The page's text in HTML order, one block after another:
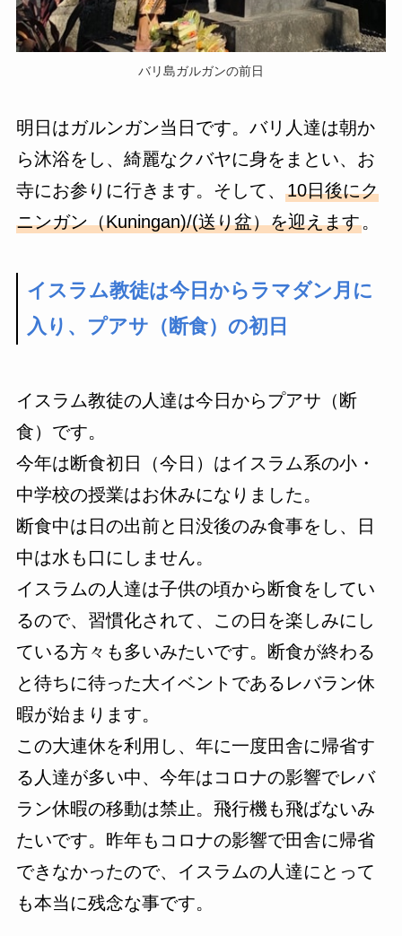
バリ島ガルガンの前日
明日はガルンガン当日です。バリ人達は朝か
ら沐浴をし、綺麗なクバヤに身をまとい、お
寺にお参りに行きます。そして、 10日後にク
ニンガン（Kuningan)/(送り盆）を迎えます。
イスラム教徒は今日からラマダン月に
入り、プアサ（断食）の初日
イスラム教徒の人達は今日からプアサ（断
食）です。
今年は断食初日（今日）はイスラム系の小・
中学校の授業はお休みになりました。
断食中は日の出前と日没後のみ食事をし、日
中は水も口にしません。
イスラムの人達は子供の頃から断食をしてい
るので、習慣化されて、この日を楽しみにし
ている方々も多いみたいです。断食が終わる
と待ちに待った大イベントであるレバラン休
暇が始まります。
この大連休を利用し、年に一度田舎に帰省す
る人達が多い中、今年はコロナの影響でレバ
ラン休暇の移動は禁止。飛行機も飛ばないみ
たいです。昨年もコロナの影響で田舎に帰省
できなかったので、イスラムの人達にとって
も本当に残念な事です。